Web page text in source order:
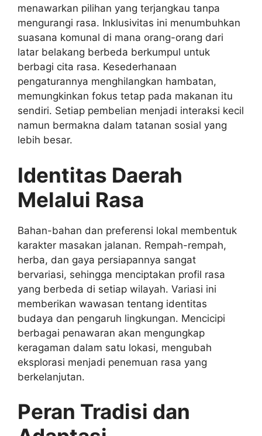
menawarkan pilihan yang terjangkau tanpa
mengurangi rasa. Inklusivitas ini menumbuhkan
suasana komunal di mana orang-orang dari
latar belakang berbeda berkumpul untuk
berbagi cita rasa. Kesederhanaan
pengaturannya menghilangkan hambatan,
memungkinkan fokus tetap pada makanan itu
sendiri. Setiap pembelian menjadi interaksi kecil
namun bermakna dalam tatanan sosial yang
lebih besar.
Identitas Daerah
Melalui Rasa
Bahan-bahan dan preferensi lokal membentuk
karakter masakan jalanan. Rempah-rempah,
herba, dan gaya persiapannya sangat
bervariasi, sehingga menciptakan profil rasa
yang berbeda di setiap wilayah. Variasi ini
memberikan wawasan tentang identitas
budaya dan pengaruh lingkungan. Mencicipi
berbagai penawaran akan mengungkap
keragaman dalam satu lokasi, mengubah
eksplorasi menjadi penemuan rasa yang
berkelanjutan.
Peran Tradisi dan